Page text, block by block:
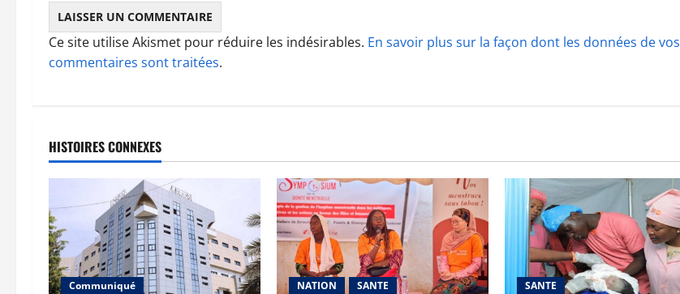
Ce site utilise Akismet pour réduire les indésirables. En savoir plus sur la façon dont les données de vos
commentaires sont traitées.
HISTOIRES CONNEXES
Communiqué NATION SANTE SANTE